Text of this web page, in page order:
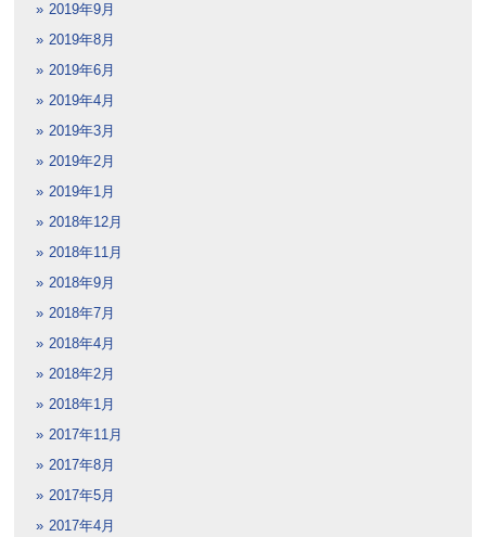
2019年9月
2019年8月
2019年6月
2019年4月
2019年3月
2019年2月
2019年1月
2018年12月
2018年11月
2018年9月
2018年7月
2018年4月
2018年2月
2018年1月
2017年11月
2017年8月
2017年5月
2017年4月